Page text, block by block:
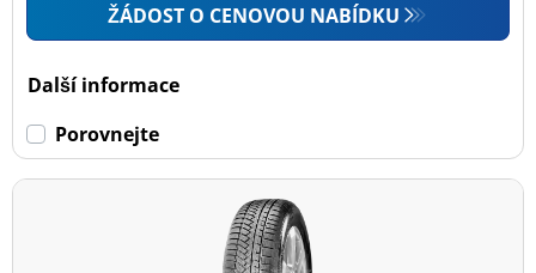
ŽÁDOST O CENOVOU NABÍDKU
Další informace
Porovnejte